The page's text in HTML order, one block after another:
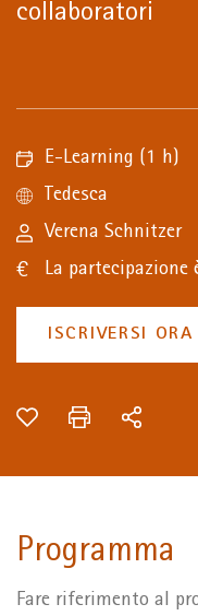
collaboratori
E-Learning (1 h)
Tedesca
Verena Schnitzer
La partecipazione
ISCRIVERSI ORA
Programma
Fare riferimento al